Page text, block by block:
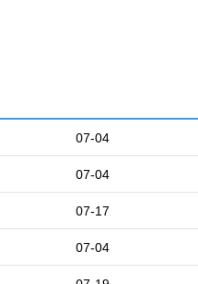
07-04
07-04
07-17
07-04